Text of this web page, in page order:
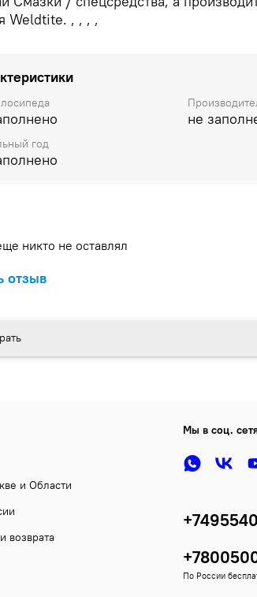
Weldtite. , , , ,
не
год
никто не оставлял
отзыв
и Области
возврата
Мы в соц.
По России